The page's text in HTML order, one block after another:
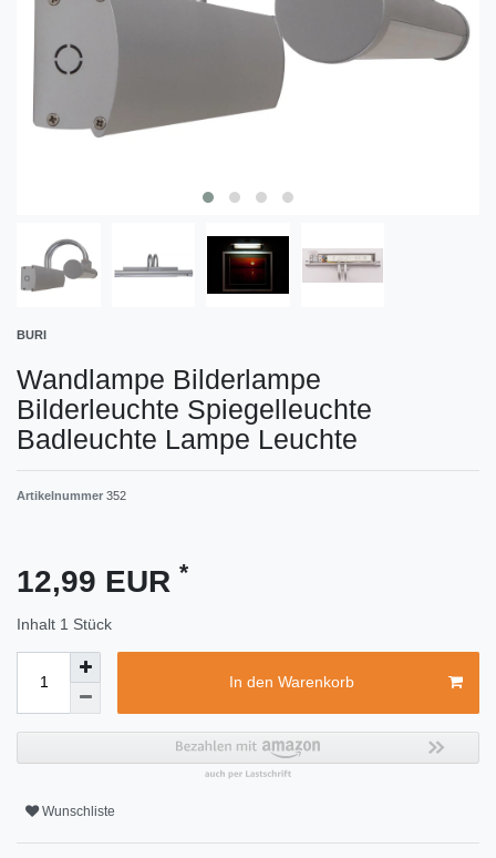
BURI
Wandlampe Bilderlampe
Bilderleuchte Spiegelleuchte
Badleuchte Lampe Leuchte
Artikelnummer 352
12,99 EUR *
Inhalt 1 Stück
In den Warenkorb
Wunschliste